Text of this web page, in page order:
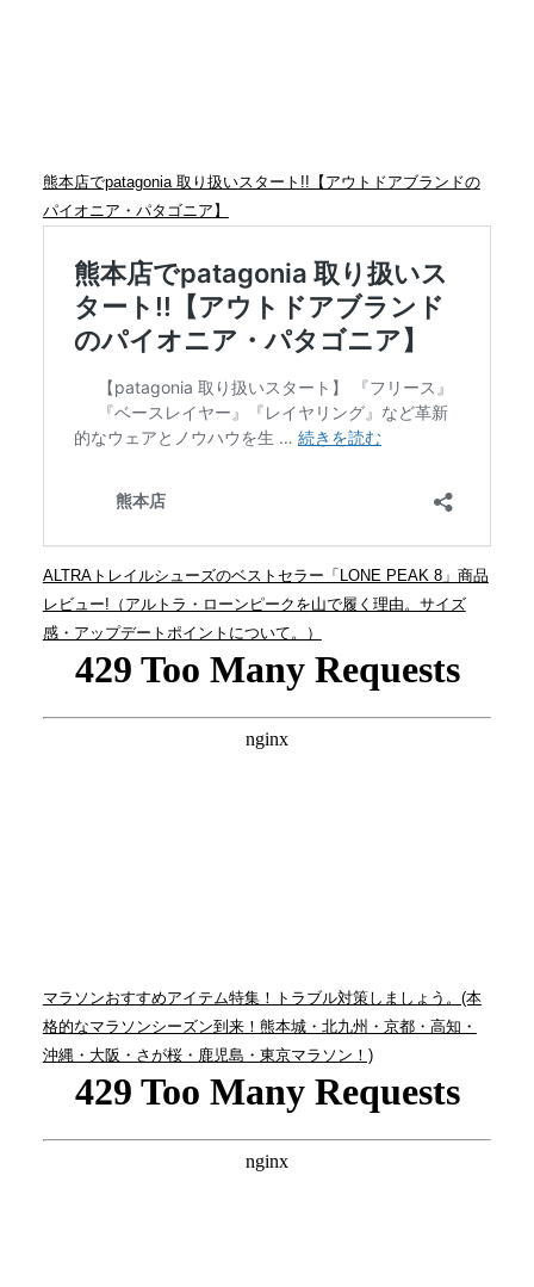
熊本店でpatagonia 取り扱いスタート!!【アウトドアブランドの
パイオニア・パタゴニア】
ALTRAトレイルシューズのベストセラー「LONE PEAK 8」商品
レビュー!（アルトラ・ローンピークを山で履く理由。サイズ
感・アップデートポイントについて。）
マラソンおすすめアイテム特集！トラブル対策しましょう。(本
格的なマラソンシーズン到来！熊本城・北九州・京都・高知・
沖縄・大阪・さが桜・鹿児島・東京マラソン！)